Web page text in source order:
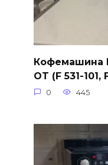
Кофемашина
OT (F 531-101,
0 445